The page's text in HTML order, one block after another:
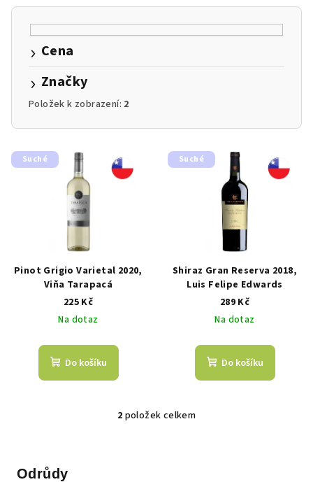
k
ů
Cena
Značky
Položek k zobrazení: 2
V
ý
Suché
Pinot Grigio Varietal 2020,
Viňa Tarapacá
225 Kč
Na dotaz
Do košíku
Suché
Shiraz Gran Reserva 2018,
Luis Felipe Edwards
289 Kč
Na dotaz
Do košíku
O
2 položek celkem
Odrůdy